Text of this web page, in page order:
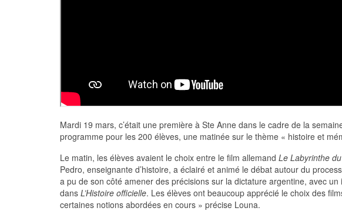
Mardi 19 mars, c’était une première à Ste Anne dans le cadre de la
programme pour les 200 élèves, une matinée sur le thème « histoire et
Le matin, les élèves avaient le choix entre le film allemand Le Labyrinthe
Pedro, enseignante d’histoire, a éclairé et animé le débat autour du
a pu de son côté amener des précisions sur la dictature argentine, avec
dans L’Histoire officielle. Les élèves ont beaucoup apprécié le choix des
certaines notions abordées en cours » précise Louna.